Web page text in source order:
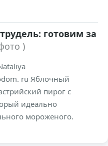
готовим за
)
ru Яблочный
пирог с
идеально
мороженого.